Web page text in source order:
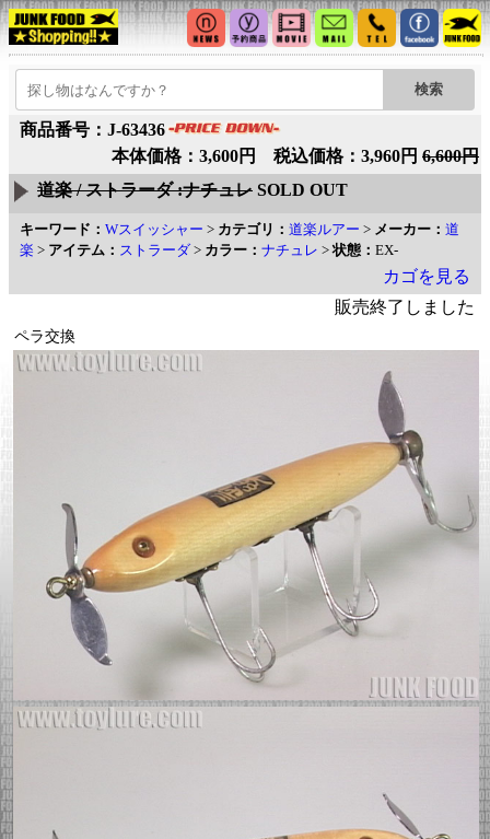
商品番号：J-63436
本体価格：3,600円 税込価格：3,960円 6,600円
道楽 / ストラーダ :ナチュレ SOLD OUT
キーワード： Wスイッシャー > カテゴリ： 道楽ルアー > メーカー： 道
楽 > アイテム： ストラーダ > カラー： ナチュレ >状態： EX-
カゴを見る
販売終了しました
ペラ交換